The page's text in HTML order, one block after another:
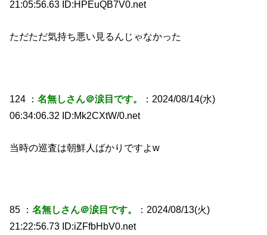
21:05:56.63 ID:HPEuQB7V0.net
ただただ気持ち悪い見るんじゃなかった
124 ：名無しさん＠涙目です。
：2024/08/14(水)
06:34:06.32 ID:Mk2CXtW/0.net
当時の巡査は朝鮮人ばかりですよw
85 ：名無しさん＠涙目です。
：2024/08/13(火)
21:22:56.73 ID:iZFfbHbV0.net